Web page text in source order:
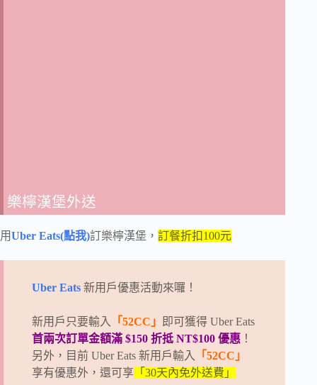
樂檸漢堡外送
用Uber Eats(點我)訂樂檸漢堡， 訂餐折扣100元
Uber Eats 新用戶優惠活動來囉！
新用戶只要輸入 「52CC」
即可獲得 Uber Eats
首兩次訂單金額滿 $150 折抵 NT$100 優惠 ！
另外，目前 Uber Eats 新用戶輸入
「52CC」
享有優惠外，還可享 「30天內免外送費」